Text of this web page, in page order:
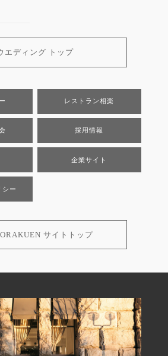
エディング トップ
レストラン相楽
採用情報
企業サイト
シー
サイトトップ